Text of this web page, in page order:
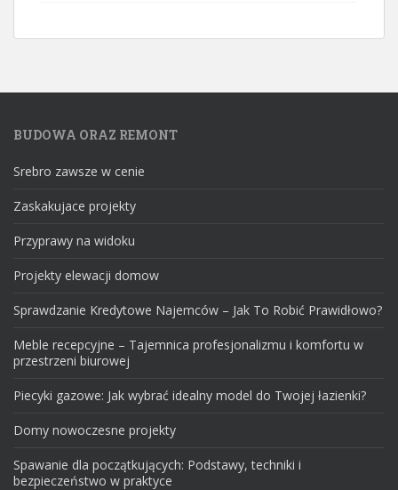
BUDOWA ORAZ REMONT
Srebro zawsze w cenie
Zaskakujace projekty
Przyprawy na widoku
Projekty elewacji domow
Sprawdzanie Kredytowe Najemców – Jak To Robić Prawidłowo?
Meble recepcyjne – Tajemnica profesjonalizmu i komfortu w
przestrzeni biurowej
Piecyki gazowe: Jak wybrać idealny model do Twojej łazienki?
Domy nowoczesne projekty
Spawanie dla początkujących: Podstawy, techniki i
bezpieczeństwo w praktyce